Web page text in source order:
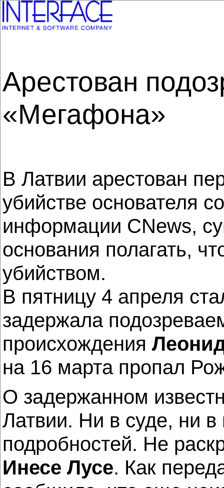
Арестован
«Мегафона»
В Латвии арестован
убийстве основателя
информации CNews,
основания полагать,
убийством.
В пятницу 4 апреля
задержала
происхождения
на 16 марта пропал
О задержанном
Латвии. Ни в суде, ни
подробностей. Не
Инесе Лусе. Как